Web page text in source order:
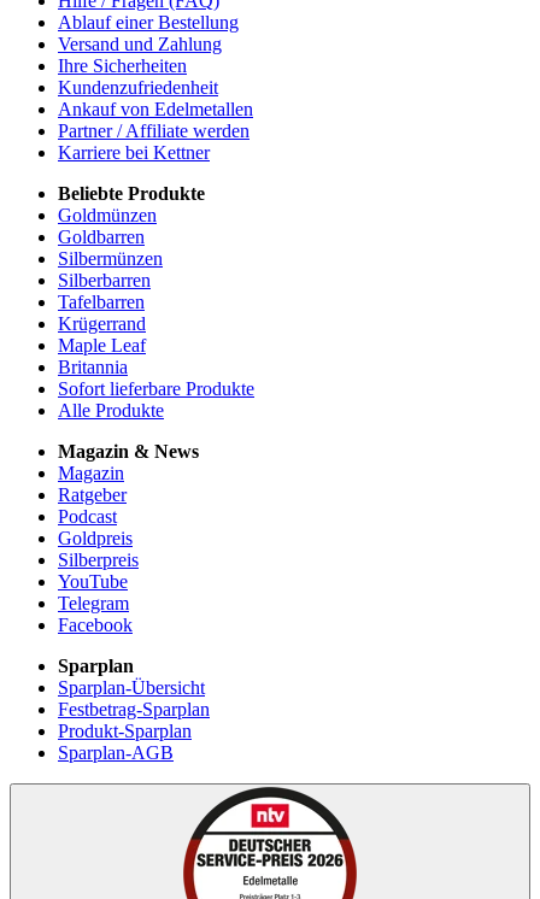
Ablauf einer Bestellung
Versand und Zahlung
Ihre Sicherheiten
Kundenzufriedenheit
Ankauf von Edelmetallen
Partner / Affiliate werden
Karriere bei Kettner
Beliebte Produkte
Goldmünzen
Goldbarren
Silbermünzen
Silberbarren
Tafelbarren
Krügerrand
Maple Leaf
Britannia
Sofort lieferbare Produkte
Alle Produkte
Magazin & News
Magazin
Ratgeber
Podcast
Goldpreis
Silberpreis
YouTube
Telegram
Facebook
Sparplan
Sparplan-Übersicht
Festbetrag-Sparplan
Produkt-Sparplan
Sparplan-AGB